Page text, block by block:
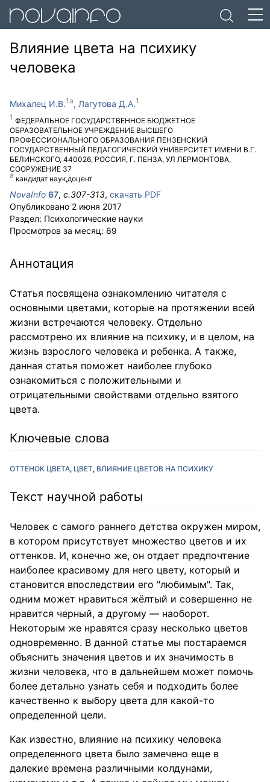
Влияние цвета на психику
человека
Михалец И.В.
ФЕДЕРАЛЬНОЕ ГОСУДАРСТВЕННОЕ БЮДЖЕТНОЕ
ОБРАЗОВАТЕЛЬНОЕ УЧРЕЖДЕНИЕ ВЫСШЕГО
ПРОФЕССИОНАЛЬНОГО ОБРАЗОВАНИЯ ПЕНЗЕНСКИЙ
ГОСУДАРСТВЕННЫЙ ПЕДАГОГИЧЕСКИЙ УНИВЕРСИТЕТ ИМЕНИ В.Г.
БЕЛИНСКОГО, 440026, РОССИЯ, Г. ПЕНЗА, УЛ ЛЕРМОНТОВА,
СООРУЖЕНИЕ 37
кандидат наук,доцент
Лагутова Д.А.
NovaInfo 67, с.307-313, скачать PDF
Опубликовано 2 июня 2017
Раздел: Психологические науки
Просмотров за месяц: 69
Аннотация
Статья посвящена ознакомлению читателя с
основными цветами, которые на протяжении всей
жизни встречаются человеку. Отдельно
рассмотрено их влияние на психику, и в целом, на
жизнь взрослого человека и ребенка. А также,
данная статья поможет наиболее глубоко
ознакомиться с положительными и
отрицательными свойствами отдельно взятого
цвета.
Ключевые слова
ОТТЕНОК ЦВЕТА ЦВЕТ ВЛИЯНИЕ ЦВЕТОВ НА ПСИХИКУ
Текст научной работы
Человек с самого раннего детства окружен миром,
в котором присутствует множество цветов и их
оттенков. И, конечно же, он отдает предпочтение
наиболее красивому для него цвету, который и
становится впоследствии его "любимым". Так,
одним может нравиться жёлтый и совершенно не
нравится черный, а другому — наоборот.
Некоторым же нравятся сразу несколько цветов
одновременно. В данной статье мы постараемся
объяснить значения цветов и их значимость в
жизни человека, что в дальнейшем может помочь
более детально узнать себя и подходить более
качественно к выбору цвета для какой-то
определенной цели.
Как известно, влияние на психику человека
определенного цвета было замечено еще в
далекие времена различными колдунами,